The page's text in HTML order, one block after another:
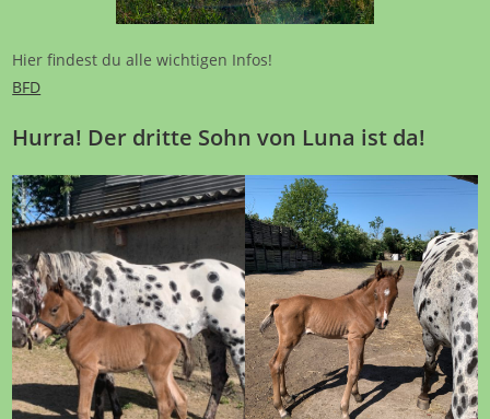
Hier findest du alle wichtigen Infos!
BFD
Hurra! Der dritte Sohn von Luna ist da!